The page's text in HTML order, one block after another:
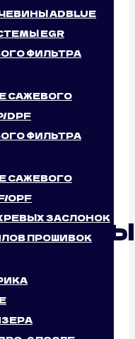
ADBLUE
EGR
ФИЛЬТРА
САЖЕВОГО
DPF
ФИЛЬТРА
САЖЕВОГО
OPF
ЗАСЛОНОК
ПРОШИВОК
прошивок